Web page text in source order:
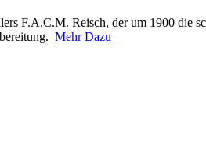
F.A.C.M. Reisch, der um 1900 die
Mehr Dazu